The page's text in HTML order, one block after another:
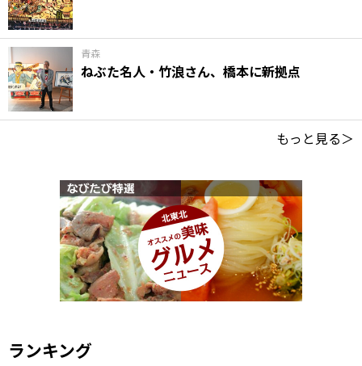
青森
ねぶた名人・竹浪さん、橋本に新拠点
もっと見る＞
ランキング